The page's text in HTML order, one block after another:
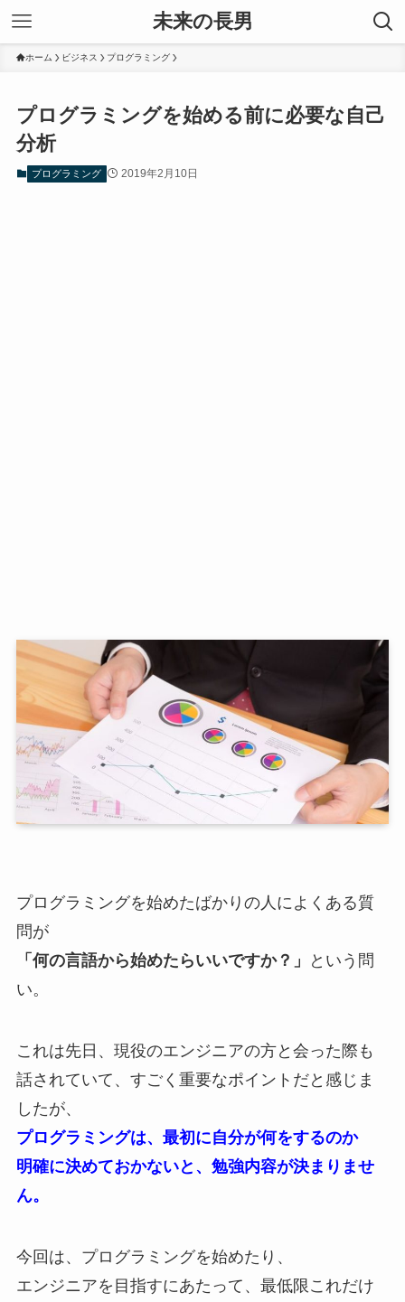
未来の長男
ホーム ビジネス プログラミング
プログラミングを始める前に必要な自己
分析
プログラミング 2019年2月10日
プログラミングを始めたばかりの人によくある質
問が
「何の言語から始めたらいいですか？」
という問
い。
これは先日、現役のエンジニアの方と会った際も
話されていて、すごく重要なポイントだと感じま
したが、
プログラミングは、最初に自分が何をするのか
明確に決めておかないと、勉強内容が決まりませ
ん。
今回は、プログラミングを始めたり、
エンジニアを目指すにあたって、最低限これだけ